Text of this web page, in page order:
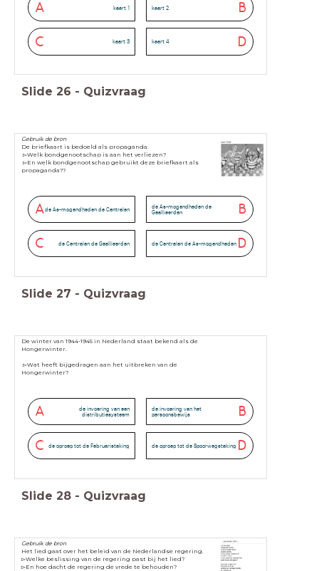
A kaart 1 B
kaart 2
C kaart 3 D
kaart 4
Slide 26 - Quizvraag
Gebruik de bron
De briefkaart is bedoeld als propaganda.
▻Welk bondgenootschap is aan het verliezen?
▻En welk bondgenootschap gebruikt deze briefkaart als
propaganda??
Ade As-mogendheden de Centralen B
de As-mogendheden de
Geallieerden
C de Centralen de Geallieerden D
de Centralen de As-mogendheden
Slide 27 - Quizvraag
De winter van 1944-1945 in Nederland staat bekend als de
Hongerwinter.
▻Wat heeft bijgedragen aan het uitbreken van de
Hongerwinter?
A
de invoering van een
distributiesysteem
B
de invoering van het
persoonsbewijs
C de oproep tot de Februaristaking D
de oproep tot de Spoorwegstaking
Slide 28 - Quizvraag
Gebruik de bron
Het lied gaat over het beleid van de Nederlandse regering.
▻Welke beslissing van de regering past bij het lied?
▻En hoe dacht de regering de vrede te behouden?